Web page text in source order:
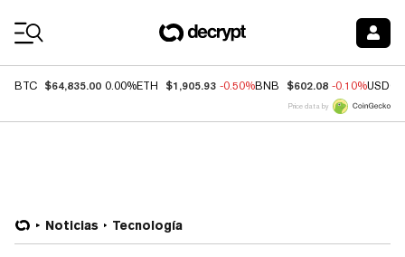
BTC $64,835.00 0.00%ETH $1,905.93 -0.50%BNB $602.08 -0.10%USDC
Price data by
Noticias Tecnología